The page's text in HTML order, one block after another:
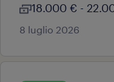
18.000 € -
8 luglio 2026